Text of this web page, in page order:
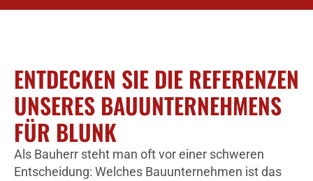
ENTDECKEN SIE DIE REFERENZEN
UNSERES BAUUNTERNEHMENS
FÜR BLUNK
Als Bauherr steht man oft vor einer schweren
Entscheidung: Welches Bauunternehmen ist das